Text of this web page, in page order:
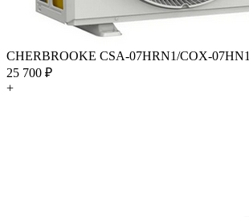
CHERBROOKE CSA-07HRN1/COX-07HN1
25 700 ₽
+